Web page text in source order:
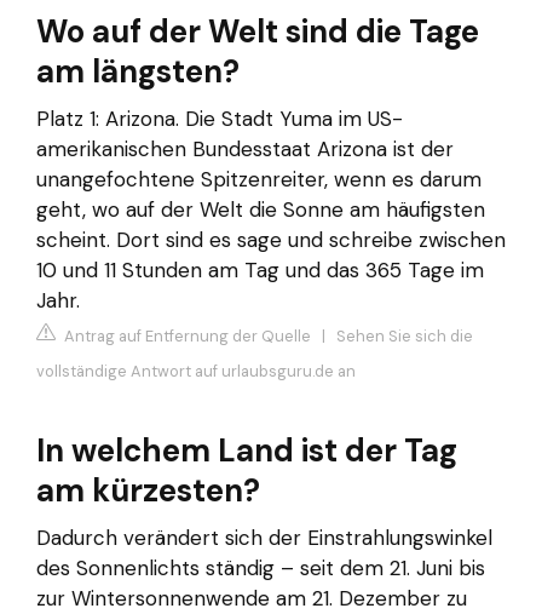
Wo auf der Welt sind die Tage
am längsten?
Platz 1: Arizona. Die Stadt Yuma im US-
amerikanischen Bundesstaat Arizona ist der
unangefochtene Spitzenreiter, wenn es darum
geht, wo auf der Welt die Sonne am häufigsten
scheint. Dort sind es sage und schreibe zwischen
10 und 11 Stunden am Tag und das 365 Tage im
Jahr.
Antrag auf Entfernung der Quelle | Sehen Sie sich die
vollständige Antwort auf urlaubsguru.de an
In welchem Land ist der Tag
am kürzesten?
Dadurch verändert sich der Einstrahlungswinkel
des Sonnenlichts ständig – seit dem 21. Juni bis
zur Wintersonnenwende am 21. Dezember zu